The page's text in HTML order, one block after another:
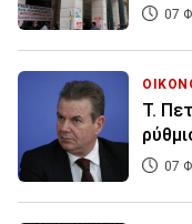
07
T.
07